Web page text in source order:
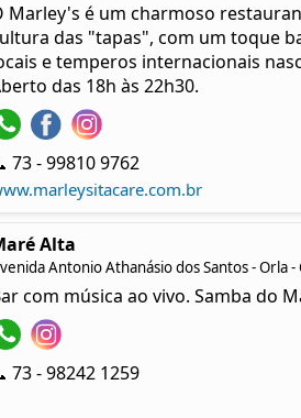
Marley's é um charmoso
das "tapas", com um toque
e temperos internacionais
das 18h às 22h30.
73 - 99810 9762
Alta
Antonio Athanásio dos Santos - Orla -
com música ao vivo. Samba do
73 - 98242 1259